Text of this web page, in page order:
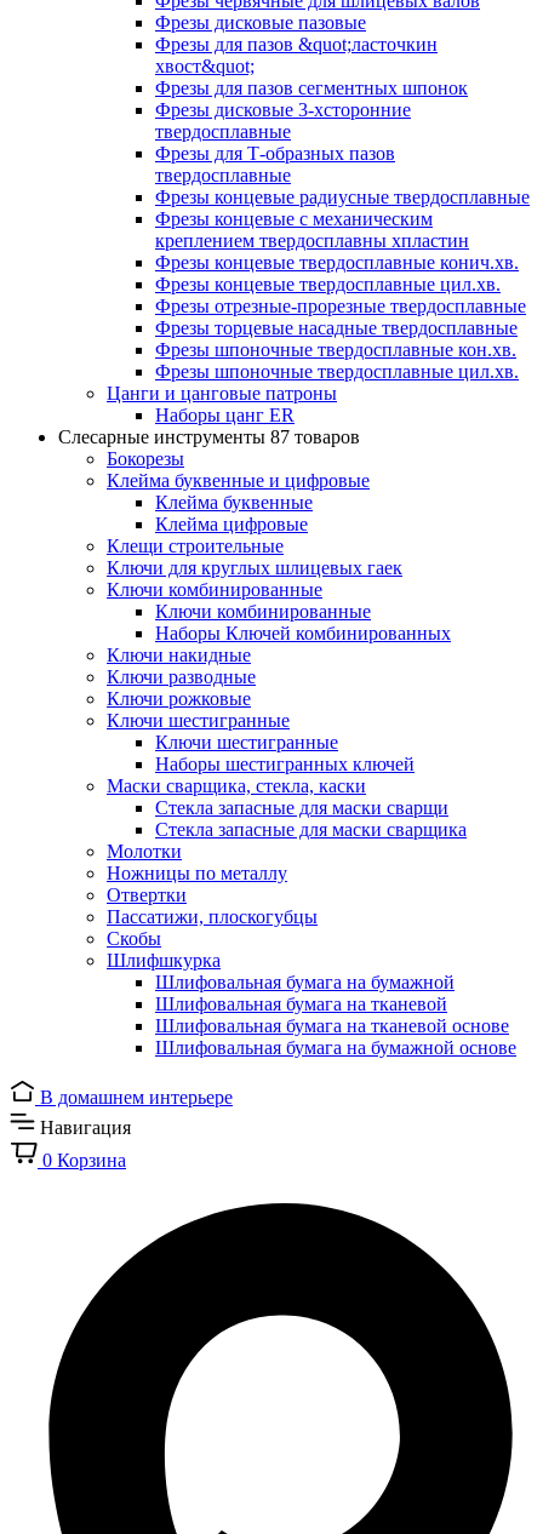
Фрезы дисковые пазовые
Фрезы для пазов &quot;ласточкин
хвост&quot;
Фрезы для пазов сегментных шпонок
Фрезы дисковые 3-хсторонние
твердосплавные
Фрезы для Т-образных пазов
твердосплавные
Фрезы концевые радиусные твердосплавные
Фрезы концевые с механическим
креплением твердосплавны хпластин
Фрезы концевые твердосплавные конич.хв.
Фрезы концевые твердосплавные цил.хв.
Фрезы отрезные-прорезные твердосплавные
Фрезы торцевые насадные твердосплавные
Фрезы шпоночные твердосплавные кон.хв.
Фрезы шпоночные твердосплавные цил.хв.
Цанги и цанговые патроны
Наборы цанг ER
Слесарные инструменты 87 товаров
Бокорезы
Клейма буквенные и цифровые
Клейма буквенные
Клейма цифровые
Клещи строительные
Ключи для круглых шлицевых гаек
Ключи комбинированные
Ключи комбинированные
Наборы Ключей комбинированных
Ключи накидные
Ключи разводные
Ключи рожковые
Ключи шестигранные
Ключи шестигранные
Наборы шестигранных ключей
Маски сварщика, стекла, каски
Стекла запасные для маски сварщи
Стекла запасные для маски сварщика
Молотки
Ножницы по металлу
Отвертки
Пассатижи, плоскогубцы
Скобы
Шлифшкурка
Шлифовальная бумага на бумажной
Шлифовальная бумага на тканевой
Шлифовальная бумага на тканевой основе
Шлифовальная бумага на бумажной основе
В домашнем интерьере
Навигация
0 Корзина